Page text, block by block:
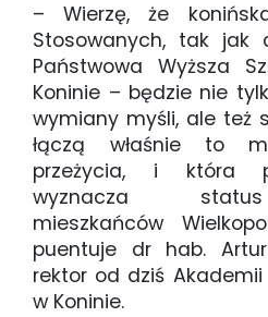
– Wierzę, że
Stosowanych, tak
Państwowa Wyższa
Koninie – będzie nie
wymiany myśli, ale też
łączą właśnie to
przeżycia, i która
wyznacza
mieszkańców
puentuje dr hab.
rektor od dziś
w Koninie.